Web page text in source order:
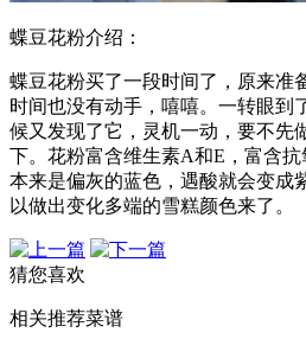
蝶豆花粉介绍：
蝶豆花粉买了一段时间了，原来准
时间也没有动手，嘻嘻。一转眼到
候又发现了它，灵机一动，要不先
下。花粉富含维生素A和E，富含
本来是偏灰的蓝色，遇酸就会变成
以做出变化多端的雪糕颜色来了。
猜您喜欢
相关推荐菜谱